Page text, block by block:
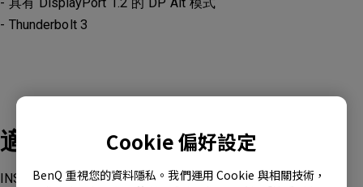
Cookie 偏好設定
BenQ 重視您的資料隱私。我們運用 Cookie 與相關技術，
- Thunderbolt 3
適用產品型號
INSTASHOW-WDC10C, VS20